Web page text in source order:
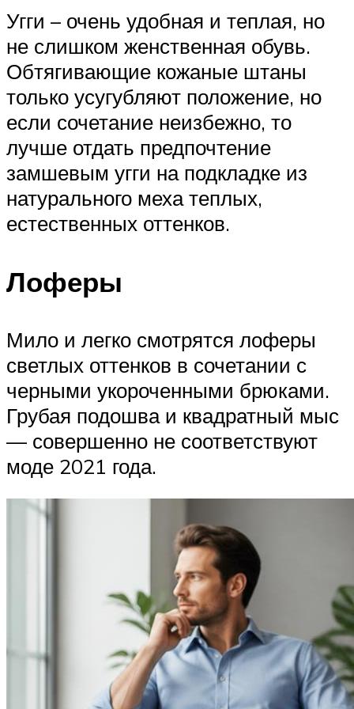
Угги – очень удобная и теплая, но
не слишком женственная обувь.
Обтягивающие кожаные штаны
только усугубляют положение, но
если сочетание неизбежно, то
лучше отдать предпочтение
замшевым угги на подкладке из
натурального меха теплых,
естественных оттенков.
Лоферы
Мило и легко смотрятся лоферы
светлых оттенков в сочетании с
черными укороченными брюками.
Грубая подошва и квадратный мыс
— совершенно не соответствуют
моде 2021 года.